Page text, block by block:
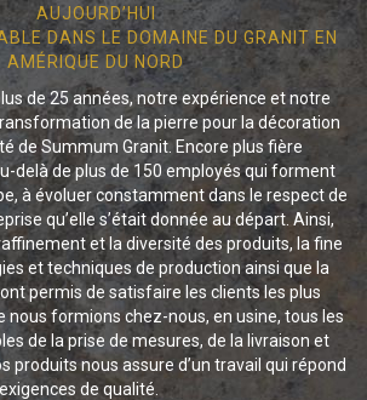
AUJOURD’HUI
DANS LE DOMAINE DU GRANIT EN
AMÉRIQUE DU NORD
de 25 années, notre expérience et notre
de la pierre pour la décoration
de Summum Granit. Encore plus fière
delà de plus de 150 employés qui forment
à évoluer constamment dans le respect de
qu’elle s’était donnée au départ. Ainsi,
et la diversité des produits, la fine
et techniques de production ainsi que la
permis de satisfaire les clients les plus
nous formions chez-nous, en usine, tous les
de la prise de mesures, de la livraison et
produits nous assure d’un travail qui répond
de qualité.